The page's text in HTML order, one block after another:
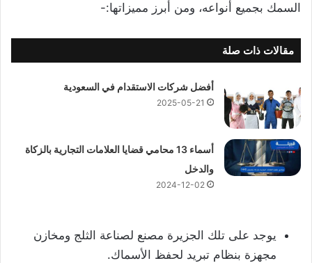
السمك بجميع أنواعه، ومن أبرز مميزاتها:-
مقالات ذات صلة
أفضل شركات الاستقدام في السعودية
2025-05-21
أسماء 13 محامي قضايا العلامات التجارية بالزكاة
والدخل
2024-12-02
يوجد على تلك الجزيرة مصنع لصناعة الثلج ومخازن
مجهزة بنظام تبريد لحفظ الأسماك.